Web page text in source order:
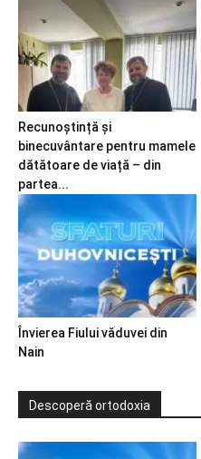
Recunoștință și
binecuvântare pentru mamele
dătătoare de viață – din
partea...
Învierea Fiului văduvei din
Nain
Descoperă ortodoxia